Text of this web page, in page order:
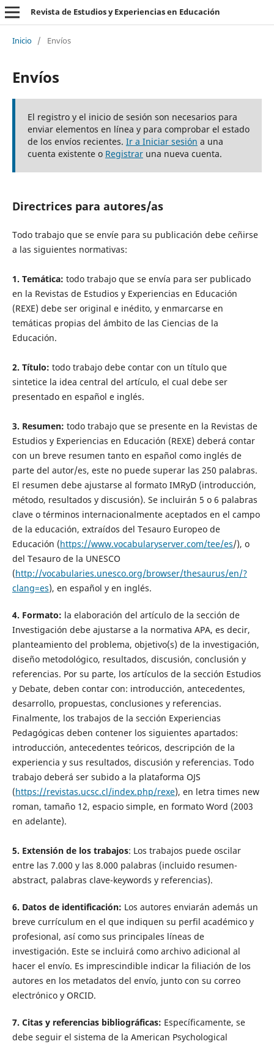
Revista de Estudios y Experiencias en Educación
Inicio / Envíos
Envíos
El registro y el inicio de sesión son necesarios para
enviar elementos en línea y para comprobar el estado
de los envíos recientes. Ir a Iniciar sesión a una
cuenta existente o Registraruna nueva cuenta.
Directrices para autores/as
Todo trabajo que se envíe para su publicación debe ceñirse
a las siguientes normativas:
1. Temática: todo trabajo que se envía para ser publicado
en la Revistas de Estudios y Experiencias en Educación
(REXE) debe ser original e inédito, y enmarcarse en
temáticas propias del ámbito de las Ciencias de la
Educación.
2. Título: todo trabajo debe contar con un título que
sintetice la idea central del artículo, el cual debe ser
presentado en español e inglés.
3. Resumen: todo trabajo que se presente en la Revistas de
Estudios y Experiencias en Educación (REXE) deberá contar
con un breve resumen tanto en español como inglés de
parte del autor/es, este no puede superar las 250 palabras.
El resumen debe ajustarse al formato IMRyD (introducción,
método, resultados y discusión). Se incluirán 5 o 6 palabras
clave o términos internacionalmente aceptados en el campo
de la educación, extraídos del Tesauro Europeo de
Educación (https://www.vocabularyserver.com/tee/es/), o
del Tesauro de la UNESCO
(http://vocabularies.unesco.org/browser/thesaurus/en/?
clang=es), en español y en inglés.
4. Formato: la elaboración del artículo de la sección de
Investigación debe ajustarse a la normativa APA, es decir,
planteamiento del problema, objetivo(s) de la investigación,
diseño metodológico, resultados, discusión, conclusión y
referencias. Por su parte, los artículos de la sección Estudios
y Debate, deben contar con: introducción, antecedentes,
desarrollo, propuestas, conclusiones y referencias.
Finalmente, los trabajos de la sección Experiencias
Pedagógicas deben contener los siguientes apartados:
introducción, antecedentes teóricos, descripción de la
experiencia y sus resultados, discusión y referencias. Todo
trabajo deberá ser subido a la plataforma OJS
(https://revistas.ucsc.cl/index.php/rexe), en letra times new
roman, tamaño 12, espacio simple, en formato Word (2003
en adelante).
5. Extensión de los trabajos: Los trabajos puede oscilar
entre las 7.000 y las 8.000 palabras (incluido resumen-
abstract, palabras clave-keywords y referencias).
6. Datos de identificación: Los autores enviarán además un
breve currículum en el que indiquen su perfil académico y
profesional, así como sus principales líneas de
investigación. Este se incluirá como archivo adicional al
hacer el envío. Es imprescindible indicar la filiación de los
autores en los metadatos del envío, junto con su correo
electrónico y ORCID.
7. Citas y referencias bibliográficas: Específicamente, se
debe seguir el sistema de la American Psychological